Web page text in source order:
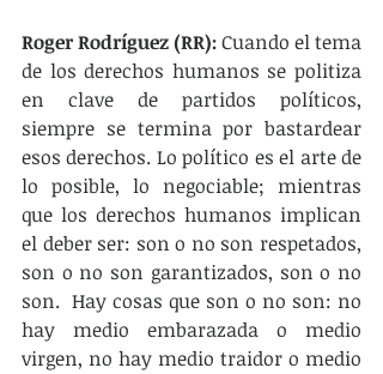
Roger Rodríguez (RR): Cuando el tema
de los derechos humanos se politiza
en clave de partidos políticos,
siempre se termina por bastardear
esos derechos. Lo político es el arte de
lo posible, lo negociable; mientras
que los derechos humanos implican
el deber ser: son o no son respetados,
son o no son garantizados, son o no
son.  Hay cosas que son o no son: no
hay medio embarazada o medio
virgen, no hay medio traidor o medio